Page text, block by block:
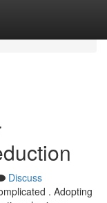
Discuss
. Adopting